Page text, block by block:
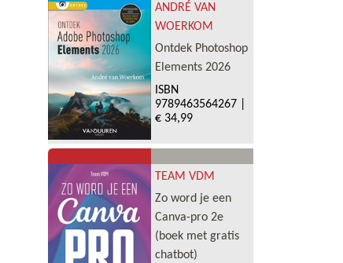
ANDRÉ VAN
WOERKOM
Ontdek Photoshop
Elements 2026
ISBN
9789463564267|
€ 34,99
TEAM VDM
Zo word je een
Canva-pro 2e
(boek met gratis
chatbot)